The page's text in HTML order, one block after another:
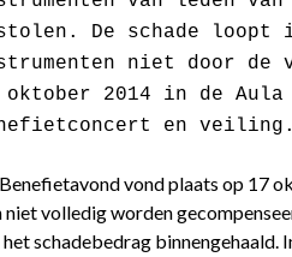
De schade loopt
niet door de
oktober 2014 in de
en veiling.
vond plaats op 17
niet volledig worden
het schadebedrag